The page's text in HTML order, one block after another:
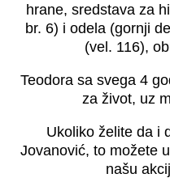
hrane, sredstava za
br. 6) i odela (gornji
(vel. 116),
Teodora sa svega 4
za život, uz
Ukoliko želite da i
Jovanović, to možete
našu